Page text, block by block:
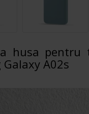
husa
A02s